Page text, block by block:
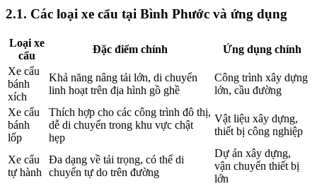
2.1. Các loại xe cẩu tại Bình Phước và ứng dụng
Loại xe
cẩu
Đặc điểm chính
Ứng dụng chính
Xe cẩu
bánh
xích
Khả năng nâng tải lớn, di chuyển
linh hoạt trên địa hình gồ ghề
Công trình xây dựng
lớn, cầu đường
Xe cẩu
bánh
lốp
Thích hợp cho các công trình đô thị,
dễ di chuyển trong khu vực chật
hẹp
Vật liệu xây dựng,
thiết bị công nghiệp
Xe cẩu
tự hành
Đa dạng về tải trọng, có thể di
chuyển tự do trên đường
Dự án xây dựng,
vận chuyển thiết bị
lớn